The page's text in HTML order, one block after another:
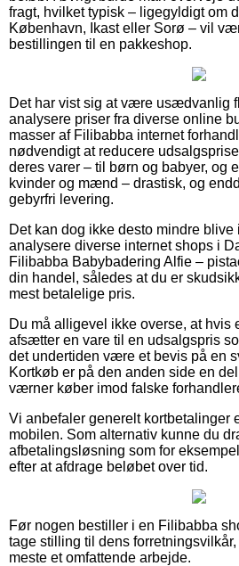
fragt, hvilket typisk – ligegyldigt om
København, Ikast eller Sorø – vil
bestillingen til en pakkeshop.
Det har vist sig at være usædvanlig
analysere priser fra diverse online
masser af Filibabba internet
nødvendigt at reducere
deres varer – til børn og babyer, og
kvinder og mænd – drastisk, og
gebyrfri levering.
Det kan dog ikke desto mindre
analysere diverse internet shops i
Filibabba Babybadering Alfie –
din handel, således at du er
mest betalelige pris.
Du må alligevel ikke overse, at hvis
afsætter en vare til en udsalgspris
det undertiden være et bevis på en
Kortkøb er på den anden side en
værner køber imod falske
Vi anbefaler generelt kortbetalinger
mobilen. Som alternativ kunne du
afbetalingsløsning som for
efter at afdrage beløbet over tid.
Før nogen bestiller i en Filibabba
tage stilling til dens
meste et omfattende arbejde.